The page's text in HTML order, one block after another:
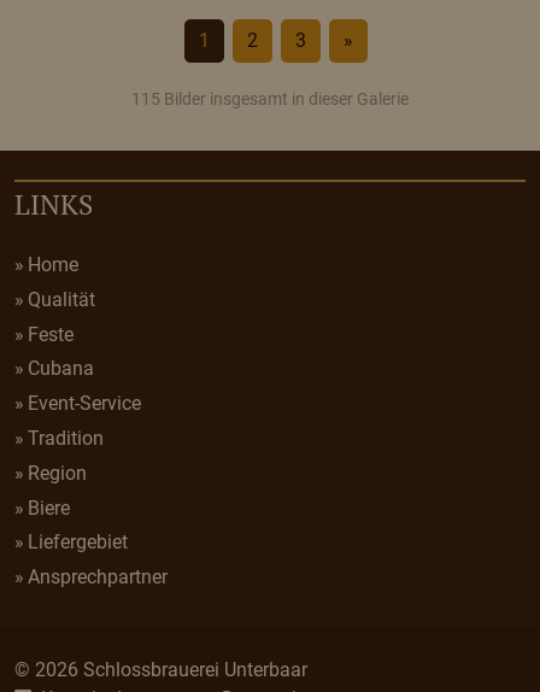
1 2 3 »
115 Bilder insgesamt in dieser Galerie
LINKS
Home
Qualität
Feste
Cubana
Event-Service
Tradition
Region
Biere
Liefergebiet
Ansprechpartner
© 2026 Schlossbrauerei Unterbaar